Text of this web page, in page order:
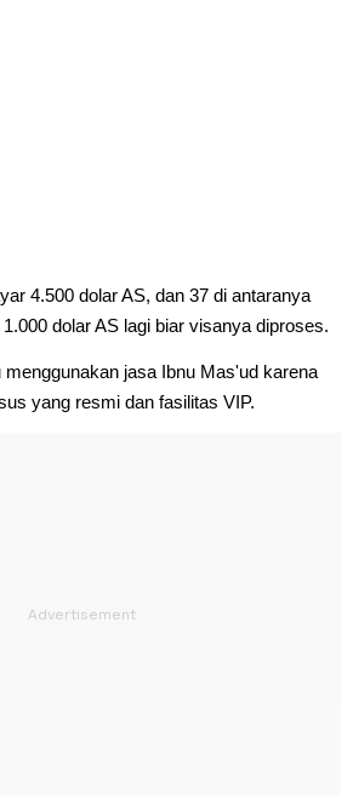
4.500 dolar AS, dan 37 di antaranya
dolar AS lagi biar visanya diproses.
jasa Ibnu Mas'ud karena
yang resmi dan fasilitas VIP.